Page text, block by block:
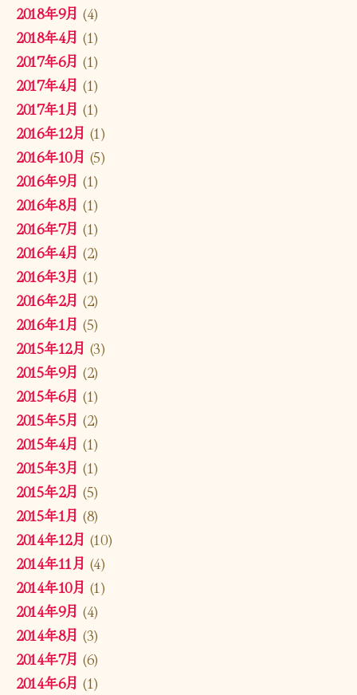
2018年9月 (4)
2018年4月 (1)
2017年6月 (1)
2017年4月 (1)
2017年1月 (1)
2016年12月 (1)
2016年10月 (5)
2016年9月 (1)
2016年8月 (1)
2016年7月 (1)
2016年4月 (2)
2016年3月 (1)
2016年2月 (2)
2016年1月 (5)
2015年12月 (3)
2015年9月 (2)
2015年6月 (1)
2015年5月 (2)
2015年4月 (1)
2015年3月 (1)
2015年2月 (5)
2015年1月 (8)
2014年12月 (10)
2014年11月 (4)
2014年10月 (1)
2014年9月 (4)
2014年8月 (3)
2014年7月 (6)
2014年6月 (1)